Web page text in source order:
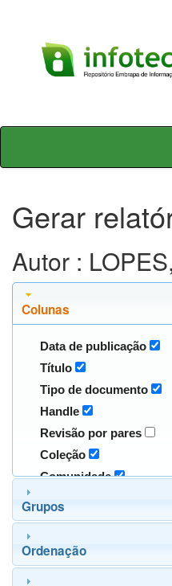
Skip
Gerar
Autor :
Colunas
Data de publicação
Título
Tipo de documento
Handle
Revisão por pares
Coleção
Comunidade
Grupos
Ordenação